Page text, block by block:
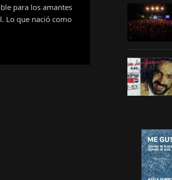
para los amantes
Lo que nació como